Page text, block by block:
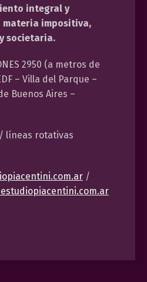
integral y
impositiva,
societaria.
2950 (a metros de
– Villa del Parque –
Buenos Aires –
/ líneas rotativas
/